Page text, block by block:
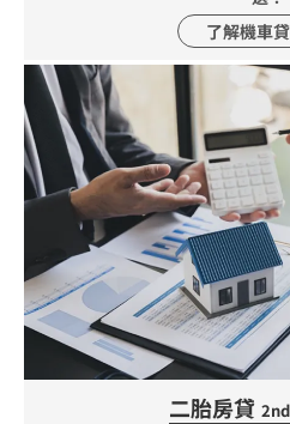
了解機車
二胎房貸